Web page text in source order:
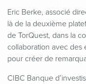
Eric Berke, associé
là de la deuxième
de TorQuest, dans la
collaboration avec
pour créer de
CIBC Banque